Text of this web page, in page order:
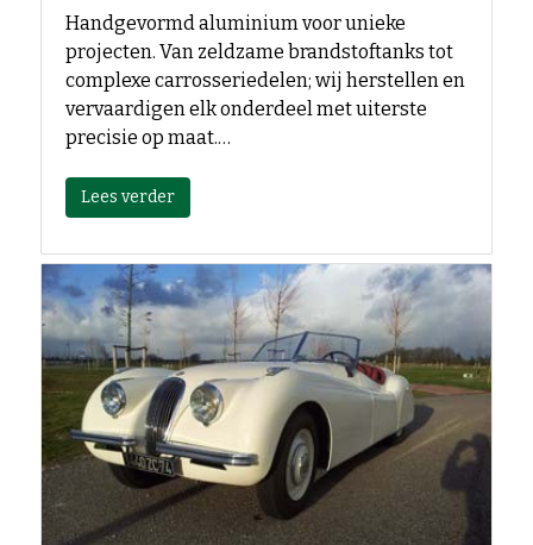
Handgevormd aluminium voor unieke
projecten. Van zeldzame brandstoftanks tot
complexe carrosseriedelen; wij herstellen en
vervaardigen elk onderdeel met uiterste
precisie op maat.…
Lees verder